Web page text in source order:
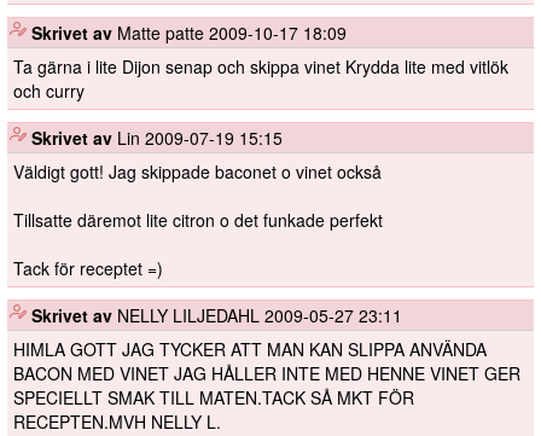
Skrivet av Matte patte 2009-10-17 18:09
Ta gärna i lite Dijon senap och skippa vinet Krydda lite med vitlök
och curry
Skrivet av Lin 2009-07-19 15:15
Väldigt gott! Jag skippade baconet o vinet också
Tillsatte däremot lite citron o det funkade perfekt
Tack för receptet =)
Skrivet av NELLY LILJEDAHL 2009-05-27 23:11
HIMLA GOTT JAG TYCKER ATT MAN KAN SLIPPA ANVÄNDA
BACON MED VINET JAG HÅLLER INTE MED HENNE VINET GER
SPECIELLT SMAK TILL MATEN.TACK SÅ MKT FÖR
RECEPTEN.MVH NELLY L.